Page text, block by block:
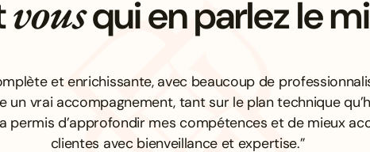
vousqui en parlez le
et enrichissante, avec beaucoup de
un vrai accompagnement, tant sur le plan technique
permis d’approfondir mes compétences et de mieux
clientes avec bienveillance et expertise.”